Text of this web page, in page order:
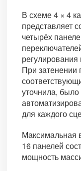
В схеме 4 × 4
представляет
четырёх
При затенении
уточнила,
для каждого
Максимальная
16 панелей
мощность